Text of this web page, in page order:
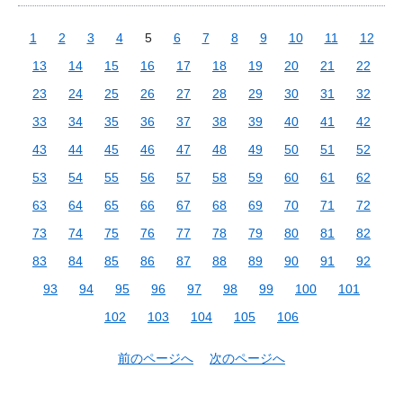
1 2 3 4 5 6 7 8 9 10 11
12
13
14 15 16 17 18 19 20 21
22
23
24 25 26 27 28 29 30 31
32
33
34 35 36 37 38 39 40 41
42
43
44 45 46 47 48 49 50 51
52
53
54 55 56 57 58 59 60 61
62
63
64 65 66 67 68 69 70 71
72
73
74 75 76 77 78 79 80 81
82
83
84 85 86 87 88 89 90 91
92
93
94 95 96 97 98 99 100
101
102
103 104 105 106
前のページへ 次のページへ